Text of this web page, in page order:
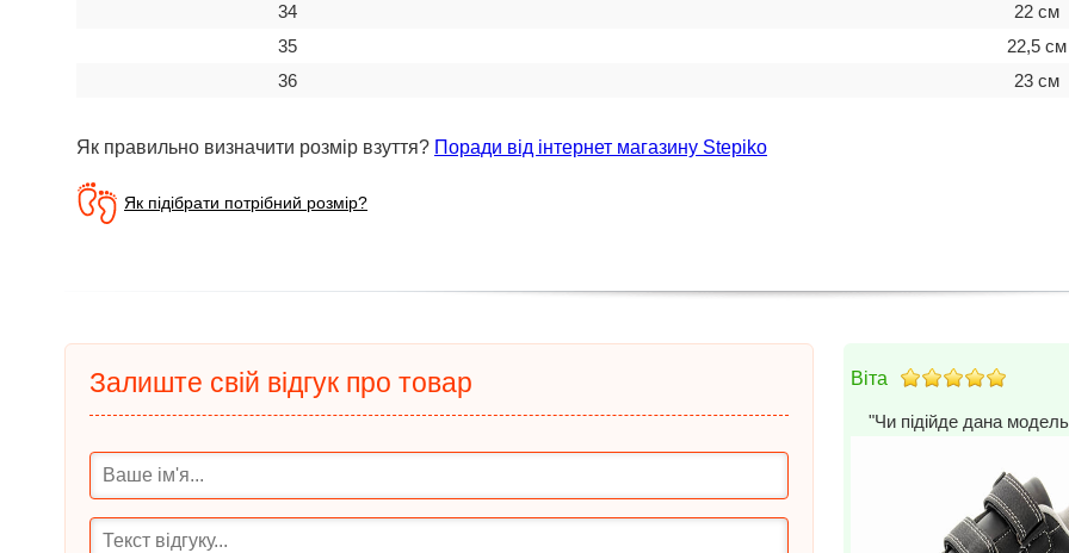
34
22 см
35
22,5 см
36
23 см
Як правильно визначити розмір взуття? Поради від інтернет магазину Stepiko
Як підібрати потрібний розмір?
Залиште свій відгук про товар Віта
"Чи підійде дана